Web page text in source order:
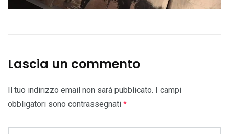
Lascia un commento
Il tuo indirizzo email non sarà pubblicato.
I campi
obbligatori sono contrassegnati *